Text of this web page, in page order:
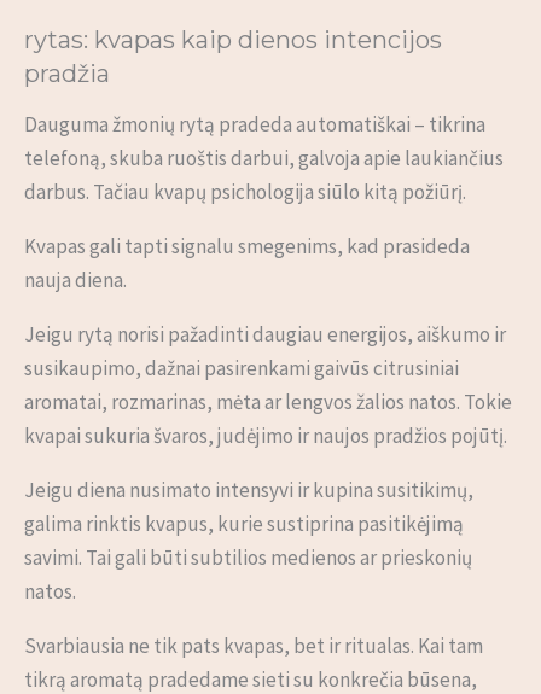
rytas: kvapas kaip dienos intencijos
pradžia
Dauguma žmonių rytą pradeda automatiškai – tikrina
telefoną, skuba ruoštis darbui, galvoja apie laukiančius
darbus. Tačiau kvapų psichologija siūlo kitą požiūrį.
Kvapas gali tapti signalu smegenims, kad prasideda
nauja diena.
Jeigu rytą norisi pažadinti daugiau energijos, aiškumo ir
susikaupimo, dažnai pasirenkami gaivūs citrusiniai
aromatai, rozmarinas, mėta ar lengvos žalios natos. Tokie
kvapai sukuria švaros, judėjimo ir naujos pradžios pojūtį.
Jeigu diena nusimato intensyvi ir kupina susitikimų,
galima rinktis kvapus, kurie sustiprina pasitikėjimą
savimi. Tai gali būti subtilios medienos ar prieskonių
natos.
Svarbiausia ne tik pats kvapas, bet ir ritualas. Kai tam
tikrą aromatą pradedame sieti su konkrečia būsena,